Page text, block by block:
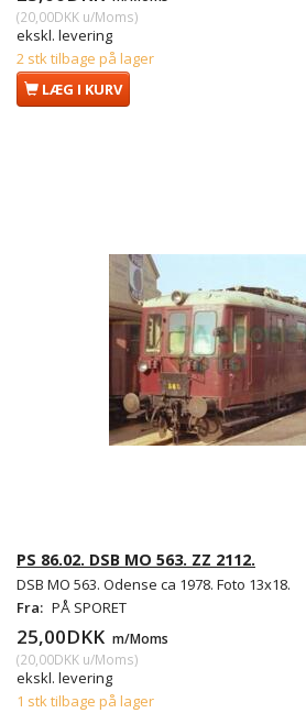
(20,00DKK u/Moms)
ekskl. levering
2 stk tilbage på lager
LÆG I KURV
PS 86.02. DSB MO 563. ZZ 2112.
DSB MO 563. Odense ca 1978. Foto 13x18.
Fra: PÅ SPORET
25,00DKK m/Moms
(20,00DKK u/Moms)
ekskl. levering
1 stk tilbage på lager